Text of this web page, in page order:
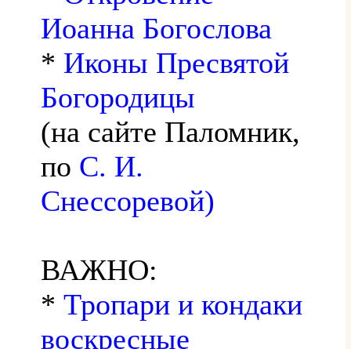
Иоанна Богослова
* Иконы Пресвятой
Богородицы
(на сайте Паломник,
по С. И.
Снессоревой)
ВАЖНО:
* Тропари и кондаки
воскресные